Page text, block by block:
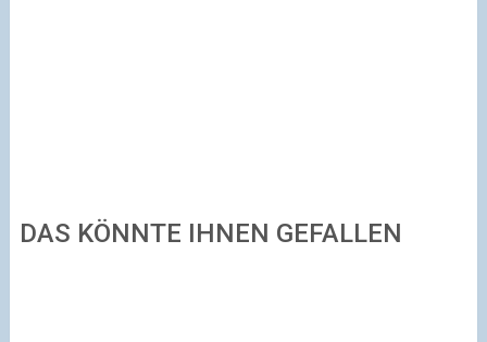
DAS KÖNNTE IHNEN GEFALLEN